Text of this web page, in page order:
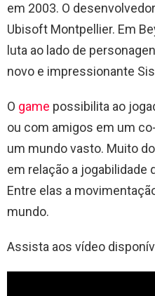
em 2003. O
Ubisoft Montpellier. Em
luta ao lado de
novo e impressionante
O game possibilita ao
ou com amigos em um
um mundo vasto. Muito
em relação a jogabilidade
Entre elas a
mundo.
Assista aos vídeo